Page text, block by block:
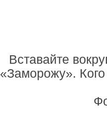
Вставайте
«Заморожу».